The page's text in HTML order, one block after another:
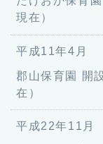
現在）
平成11年4月
郡山保育園
在）
平成22年11月